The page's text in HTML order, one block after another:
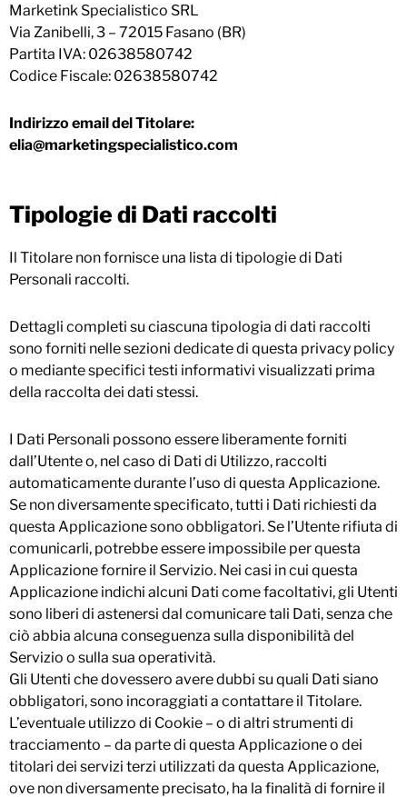
Marketink Specialistico SRL
Via Zanibelli, 3 – 72015 Fasano (BR)
Partita IVA: 02638580742
Codice Fiscale: 02638580742
Indirizzo email del Titolare:
elia@marketingspecialistico.com
Tipologie di Dati raccolti
Il Titolare non fornisce una lista di tipologie di Dati
Personali raccolti.
Dettagli completi su ciascuna tipologia di dati raccolti
sono forniti nelle sezioni dedicate di questa privacy policy
o mediante specifici testi informativi visualizzati prima
della raccolta dei dati stessi.
I Dati Personali possono essere liberamente forniti
dall’Utente o, nel caso di Dati di Utilizzo, raccolti
automaticamente durante l’uso di questa Applicazione.
Se non diversamente specificato, tutti i Dati richiesti da
questa Applicazione sono obbligatori. Se l’Utente rifiuta di
comunicarli, potrebbe essere impossibile per questa
Applicazione fornire il Servizio. Nei casi in cui questa
Applicazione indichi alcuni Dati come facoltativi, gli Utenti
sono liberi di astenersi dal comunicare tali Dati, senza che
ciò abbia alcuna conseguenza sulla disponibilità del
Servizio o sulla sua operatività.
Gli Utenti che dovessero avere dubbi su quali Dati siano
obbligatori, sono incoraggiati a contattare il Titolare.
L’eventuale utilizzo di Cookie – o di altri strumenti di
tracciamento – da parte di questa Applicazione o dei
titolari dei servizi terzi utilizzati da questa Applicazione,
ove non diversamente precisato, ha la finalità di fornire il